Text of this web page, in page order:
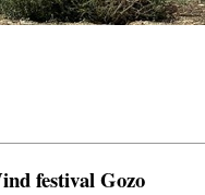
festival Gozo